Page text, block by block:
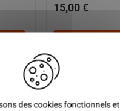
15,00 €
des cookies fonctionnels et